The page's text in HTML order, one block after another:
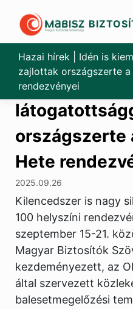
contentHazai hírek
Idén is
zajlottak országszerte
rendezvényei
Idén is kiemelt
országszerte
Hete
2025.09.26
Kilencedszer is nagy
100 helyszíni
szeptember 15-21.
Magyar Biztosítók
kezdeményezett, az
által szervezett
balesetmegelőzési